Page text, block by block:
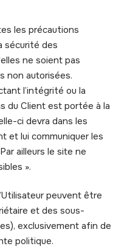
les précautions
sécurité des
ne soient pas
non autorisées.
l’intégrité ou la
du Client est portée à la
ci devra dans les
et lui communiquer les
ailleurs le site ne
».
peuvent être
et des sous-
exclusivement afin de
politique.